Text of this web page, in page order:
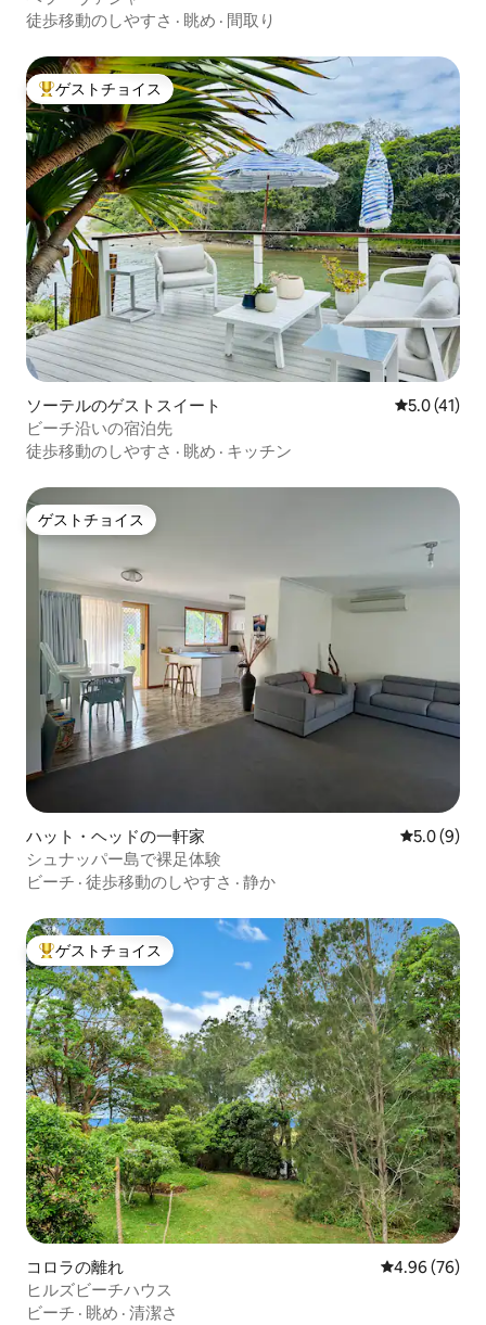
徒歩移動のしやすさ · 眺め · 間取り
大好評のゲストチョイスです。
ゲストチョイス
ソーテルのゲストスイート レビュー41
5.0 (41)
ビーチ沿いの宿泊先
徒歩移動のしやすさ · 眺め · キッチン
ゲストチョイス
ゲストチョイス
ハット・ヘッドの一軒家 レビュー9
5.0 (9)
シュナッパー島で裸足体験
ビーチ · 徒歩移動のしやすさ · 静か
大好評のゲストチョイスです。
ゲストチョイス
コロラの離れ レビュー76
4.96 (76)
ヒルズビーチハウス
ビーチ · 眺め · 清潔さ